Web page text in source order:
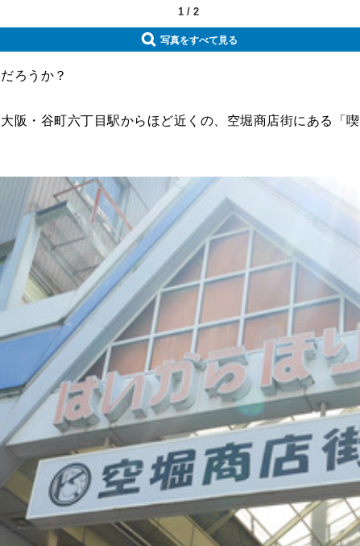
1 / 2
写真をすべて見る
ろうか？
・谷町六丁目駅からほど近くの、空堀商店街にある「